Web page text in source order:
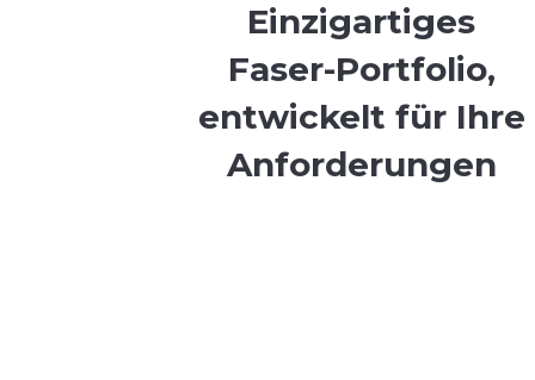
Einzigartiges
Faser-Portfolio,
entwickelt für Ihre
Anforderungen